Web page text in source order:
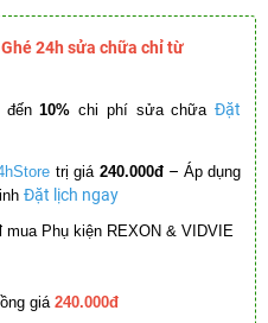
24h sửa chữa chỉ từ
đến10% chi phí sửa chữa Đặt
trị giá 240.000đ – Áp dụng
Đặt lịch ngay
mua Phụ kiện REXON & VIDVIE
giá 240.000đ